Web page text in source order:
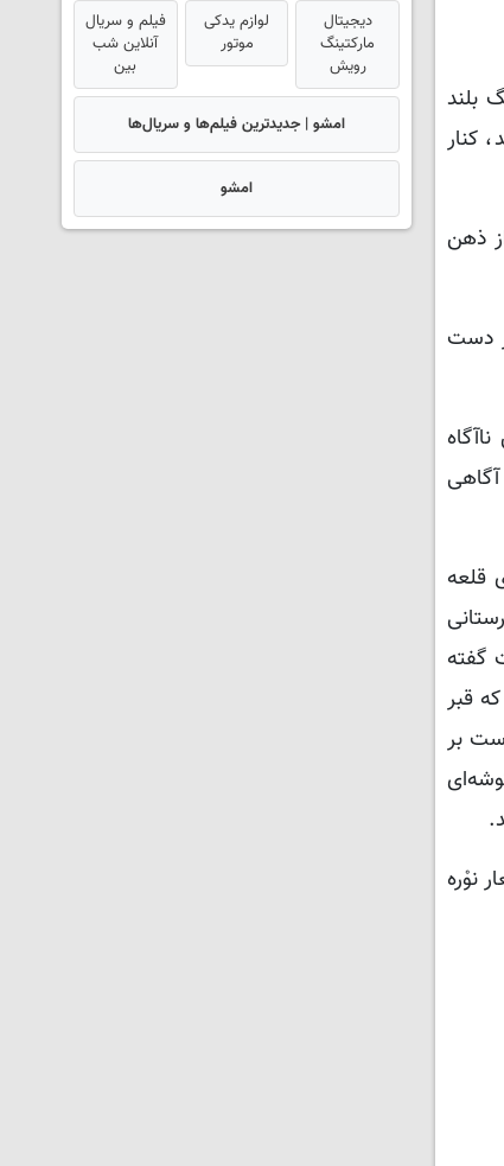
بلند
کنار
ذهن
دست
آگاهی
قلعه
گفته
قبر
بر
نوْره
دیجیتال
مارکتینگ
رویش
لوازم یدکی
موتور
فیلم و سریال
آنلاین شب
بین
امشو | جدیدترین فیلم‌ها و سریال‌ها
امشو